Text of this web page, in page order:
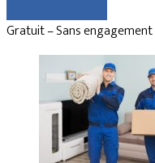
Gratuit – Sans engagement